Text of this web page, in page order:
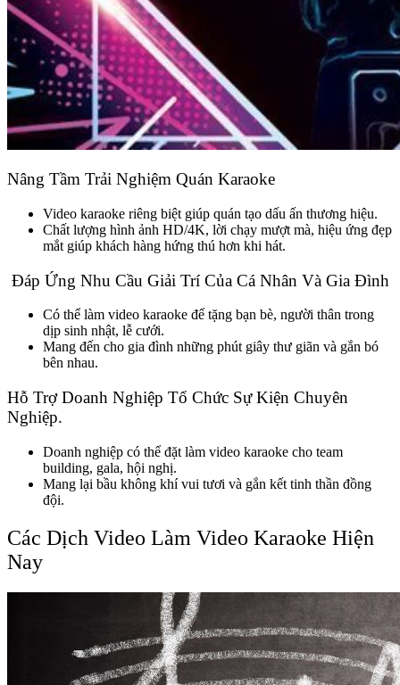
Nâng Tầm Trải Nghiệm Quán Karaoke
Video karaoke riêng biệt giúp quán tạo dấu ấn thương hiệu.
Chất lượng hình ảnh HD/4K, lời chạy mượt mà, hiệu ứng đẹp
mắt giúp khách hàng hứng thú hơn khi hát.
Đáp Ứng Nhu Cầu Giải Trí Của Cá Nhân Và Gia Đình
Có thể làm video karaoke để tặng bạn bè, người thân trong
dịp sinh nhật, lễ cưới.
Mang đến cho gia đình những phút giây thư giãn và gắn bó
bên nhau.
Hỗ Trợ Doanh Nghiệp Tổ Chức Sự Kiện Chuyên
Nghiệp.
Doanh nghiệp có thể đặt làm video karaoke cho team
building, gala, hội nghị.
Mang lại bầu không khí vui tươi và gắn kết tinh thần đồng
đội.
Các Dịch Video Làm Video Karaoke Hiện
Nay